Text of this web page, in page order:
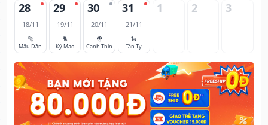
28
18/11
🐅
Mậu Dần
29
19/11
🐈
Kỷ Mão
30
20/11
🐉
Canh Thìn
31
21/11
🐍
Tân Tỵ
1 2 3